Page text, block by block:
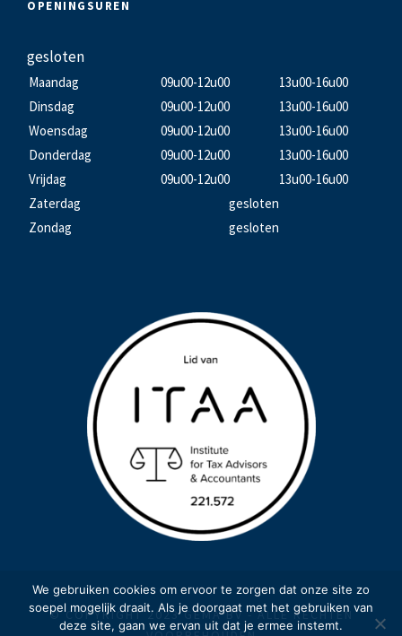
OPENINGSUREN
gesloten
Maandag 09u00-12u00
13u00-16u00
Dinsdag
09u00-12u00
13u00-16u00
Woensdag
09u00-12u00
13u00-16u00
Donderdag
09u00-12u00
13u00-16u00
Vrijdag
09u00-12u00
13u00-16u00
Zaterdag
gesloten
Zondag
gesloten
© COPYRIGHT 2023 GEMA BV - ALLE RECHTEN
We gebruiken cookies om ervoor te zorgen dat onze site zo
soepel mogelijk draait. Als je doorgaat met het gebruiken van
deze site, gaan we ervan uit dat je ermee instemt.